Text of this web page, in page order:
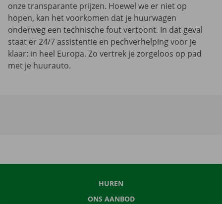
onze transparante prijzen. Hoewel we er niet op
hopen, kan het voorkomen dat je huurwagen
onderweg een technische fout vertoont. In dat geval
staat er 24/7 assistentie en pechverhelping voor je
klaar: in heel Europa. Zo vertrek je zorgeloos op pad
met je huurauto.
HUREN
ONS AANBOD